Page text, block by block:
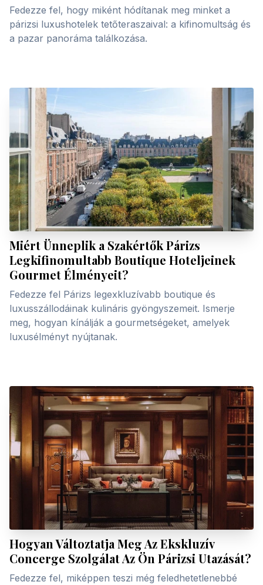
Fedezze fel, hogy miként hódítanak meg minket a
párizsi luxushotelek tetőteraszaival: a kifinomultság és
a pazar panoráma találkozása.
Miért Ünneplik a Szakértők Párizs
Legkifinomultabb Boutique Hoteljeinek
Gourmet Élményeit?
Fedezze fel Párizs legexkluzívabb boutique és
luxusszállodáinak kulináris gyöngyszemeit. Ismerje
meg, hogyan kínálják a gourmetségeket, amelyek
luxusélményt nyújtanak.
Hogyan Változtatja Meg Az Ekskluzív
Concerge Szolgálat Az Ön Párizsi Utazását?
Fedezze fel, miképpen teszi még feledhetetlenebbé